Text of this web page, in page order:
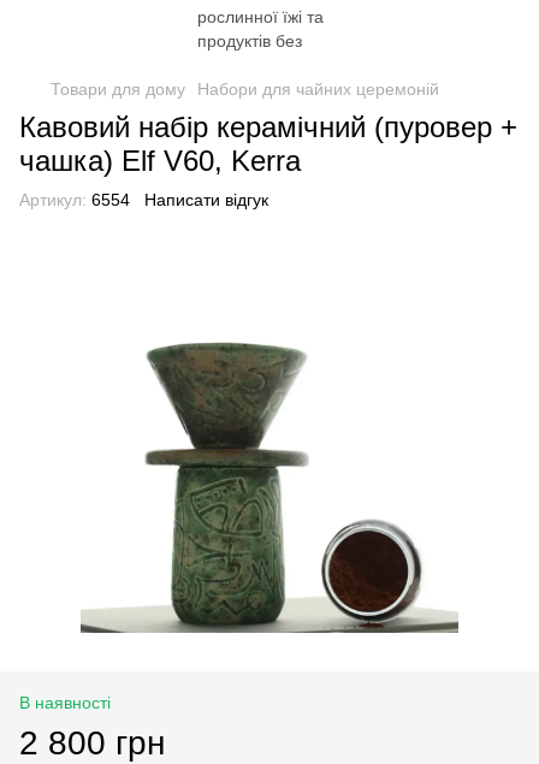
Товари для дому Набори для чайних церемоній
Кавовий набір керамічний (пуровер +
чашка) Elf V60, Kerra
Артикул: 6554 Написати відгук
В наявності
2 800 грн